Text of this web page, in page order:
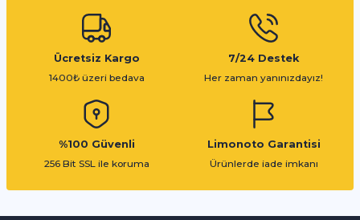
Ücretsiz Kargo
1400₺ üzeri bedava
7/24 Destek
Her zaman yanınızdayız!
%100 Güvenli
256 Bit SSL ile koruma
Limonoto Garantisi
Ürünlerde iade imkanı